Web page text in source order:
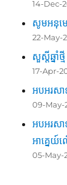
14-Dec-
សូមអនុម
22-May-
សួស្តីឆ្នាំ
17-Apr-
អបអរសា
09-May-
អបអរសា
អាគ្នេ
05-May-